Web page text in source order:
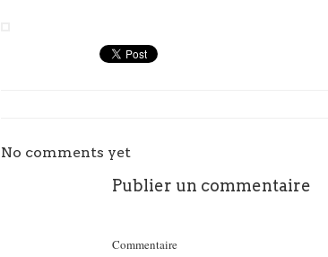
No comments yet
Publier un commentaire
Commentaire